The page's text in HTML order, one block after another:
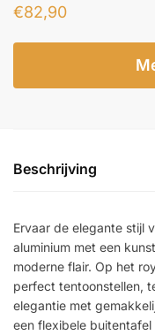
€82,90
Beschrijving
Ervaar de elegante stijl
aluminium met een
moderne flair. Op het
perfect tentoonstellen,
elegantie met
een flexibele